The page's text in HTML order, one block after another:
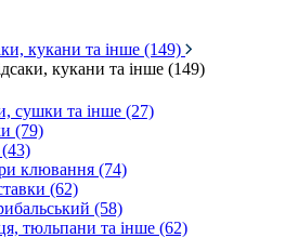
кукани та інше (149)
кукани та інше (149)
сушки та інше (27)
(79)
клювання (74)
(62)
(58)
тюльпани та інше (62)